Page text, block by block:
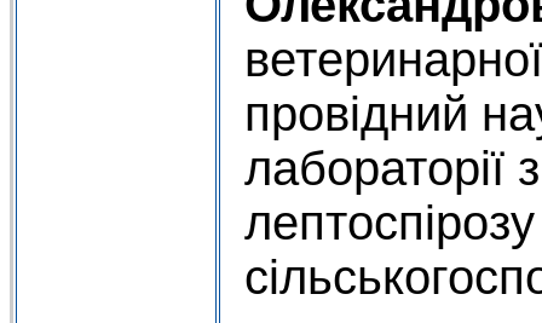
провідний
лабораторії
лептоспірозу